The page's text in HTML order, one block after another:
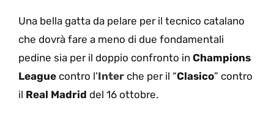
Una bella gatta da pelare per il tecnico catalano
che dovrà fare a meno di due fondamentali
pedine sia per il doppio confronto in Champions
League contro l’Inter che per il “Clasico” contro
il Real Madrid del 16 ottobre.